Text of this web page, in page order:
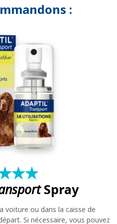
:
★★
☆☆
Spray
voiture ou dans la caisse de
Si nécessaire, vous pouvez